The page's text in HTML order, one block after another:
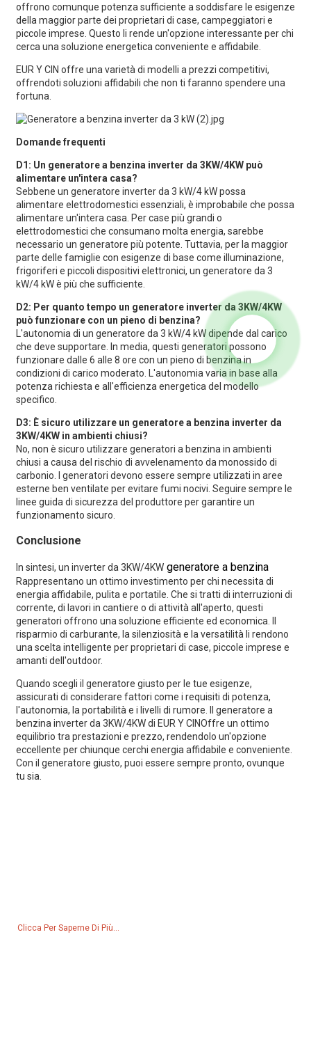
offrono comunque potenza sufficiente a soddisfare le esigenze
della maggior parte dei proprietari di case, campeggiatori e
piccole imprese. Questo li rende un'opzione interessante per chi
cerca una soluzione energetica conveniente e affidabile.
EUR Y CIN offre una varietà di modelli a prezzi competitivi,
offrendoti soluzioni affidabili che non ti faranno spendere una
fortuna.
Domande frequenti
D1: Un generatore a benzina inverter da 3KW/4KW può
alimentare un'intera casa?
Sebbene un generatore inverter da 3 kW/4 kW possa
alimentare elettrodomestici essenziali, è improbabile che possa
alimentare un'intera casa. Per case più grandi o
elettrodomestici che consumano molta energia, sarebbe
necessario un generatore più potente. Tuttavia, per la maggior
parte delle famiglie con esigenze di base come illuminazione,
frigoriferi e piccoli dispositivi elettronici, un generatore da 3
kW/4 kW è più che sufficiente.
D2: Per quanto tempo un generatore inverter da 3KW/4KW
può funzionare con un pieno di benzina?
L'autonomia di un generatore da 3 kW/4 kW dipende dal carico
che deve supportare. In media, questi generatori possono
funzionare dalle 6 alle 8 ore con un pieno di benzina in
condizioni di carico moderato. L'autonomia varia in base alla
potenza richiesta e all'efficienza energetica del modello
specifico.
D3: È sicuro utilizzare un generatore a benzina inverter da
3KW/4KW in ambienti chiusi?
No, non è sicuro utilizzare generatori a benzina in ambienti
chiusi a causa del rischio di avvelenamento da monossido di
carbonio. I generatori devono essere sempre utilizzati in aree
esterne ben ventilate per evitare fumi nocivi. Seguire sempre le
linee guida di sicurezza del produttore per garantire un
funzionamento sicuro.
Conclusione
In sintesi, un inverter da 3KW/4KW generatore a benzina
Rappresentano un ottimo investimento per chi necessita di
energia affidabile, pulita e portatile. Che si tratti di interruzioni di
corrente, di lavori in cantiere o di attività all'aperto, questi
generatori offrono una soluzione efficiente ed economica. Il
risparmio di carburante, la silenziosità e la versatilità li rendono
una scelta intelligente per proprietari di case, piccole imprese e
amanti dell'outdoor.
Quando scegli il generatore giusto per le tue esigenze,
assicurati di considerare fattori come i requisiti di potenza,
l'autonomia, la portabilità e i livelli di rumore. Il generatore a
benzina inverter da 3KW/4KW di EUR Y CINOffre un ottimo
equilibrio tra prestazioni e prezzo, rendendolo un'opzione
eccellente per chiunque cerchi energia affidabile e conveniente.
Con il generatore giusto, puoi essere sempre pronto, ovunque
tu sia.
Clicca Per Saperne Di Più...